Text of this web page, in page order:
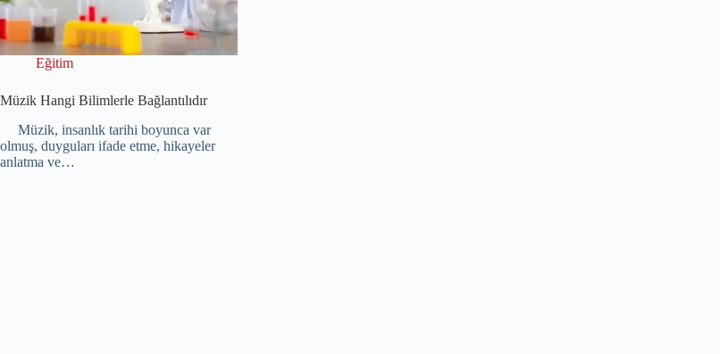
Eğitim
Müzik Hangi Bilimlerle Bağlantılıdır
Müzik, insanlık tarihi boyunca var
olmuş, duyguları ifade etme, hikayeler
anlatma ve…